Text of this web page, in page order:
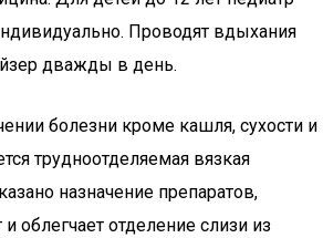
Проводят вдыхания
дважды в день.
болезни кроме кашля, сухости и
трудноотделяемая вязкая
назначение препаратов,
облегчает отделение слизи из